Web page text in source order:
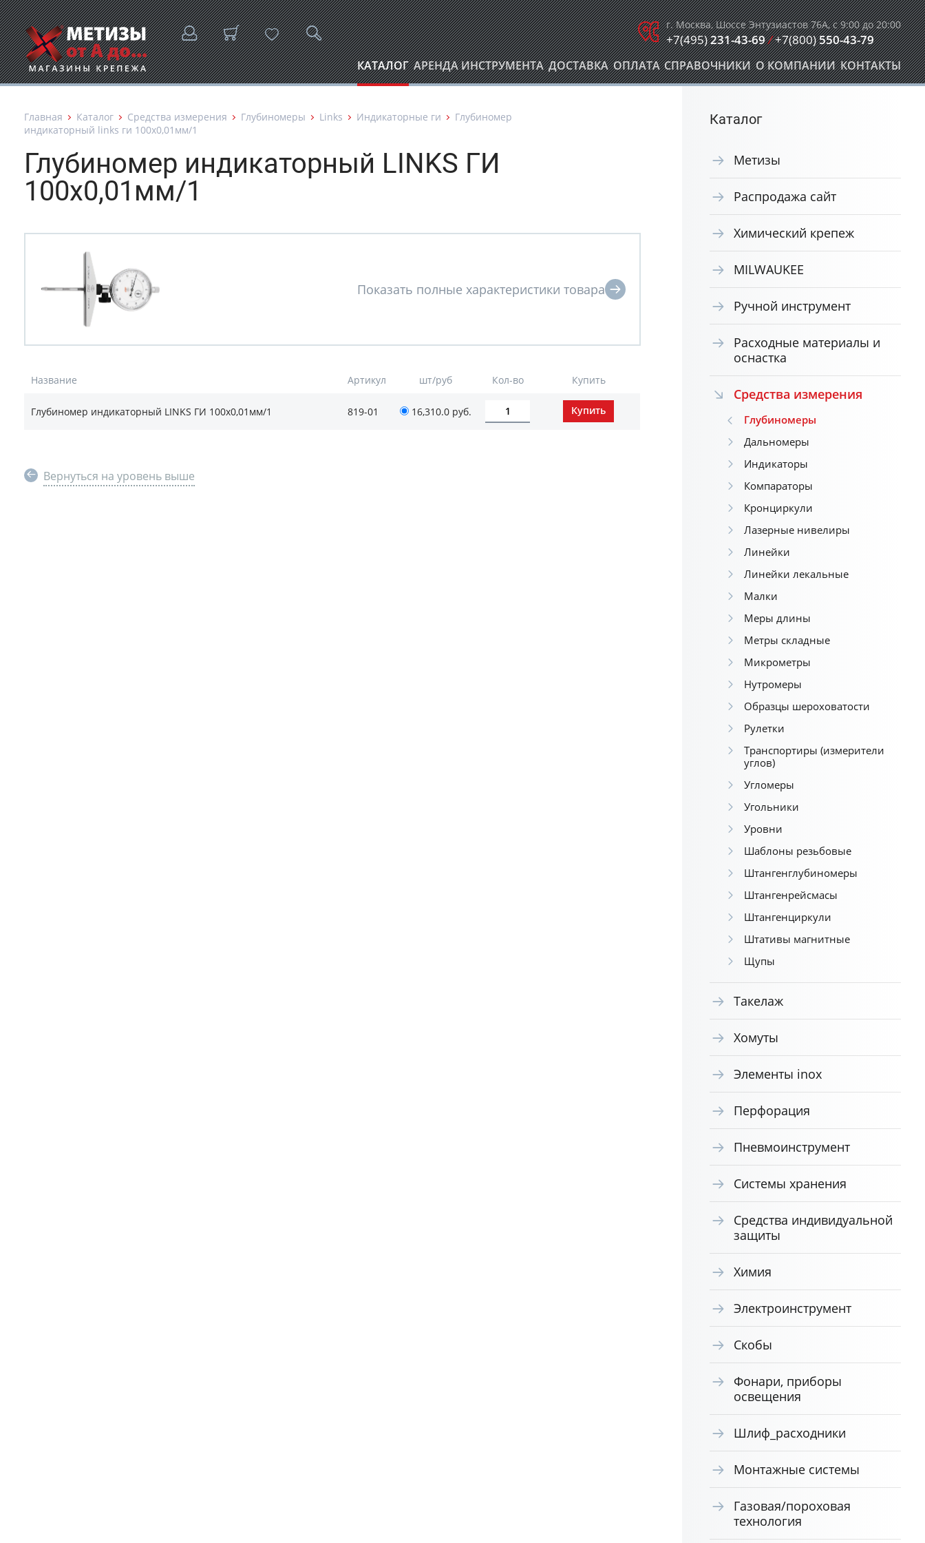
г. Москва, Шоссе Энтузиастов 76А, с 9:00 до 20:00
+7(495)231-43-69/+7(800)550-43-79
КАТАЛОГ АРЕНДА ИНСТРУМЕНТА ДОСТАВКА ОПЛАТА СПРАВОЧНИКИ О КОМПАНИИ КОНТАКТЫ
Главная Каталог Средства измерения Глубиномеры Links Индикаторные ги
Глубиномер
индикаторный links ги 100x0,01мм/1
Глубиномер индикаторный LINKS ГИ
100x0,01мм/1
Название Артикул шт/руб Кол-во Купить
Глубиномер индикаторный LINKS ГИ 100x0,01мм/1 819-01 16,310.0 руб.
Вернуться на уровень выше
Каталог
Метизы
Распродажа сайт
Химический крепеж
MILWAUKEE
Ручной инструмент
Расходные материалы и
оснастка
Средства измерения
Глубиномеры
Дальномеры
Индикаторы
Компараторы
Кронциркули
Лазерные нивелиры
Линейки
Линейки лекальные
Малки
Меры длины
Метры складные
Микрометры
Нутромеры
Образцы шероховатости
Рулетки
Транспортиры (измерители
углов)
Угломеры
Угольники
Уровни
Шаблоны резьбовые
Штангенглубиномеры
Штангенрейсмасы
Штангенциркули
Штативы магнитные
Щупы
Такелаж
Хомуты
Элементы inox
Перфорация
Пневмоинструмент
Системы хранения
Средства индивидуальной
защиты
Химия
Электроинструмент
Скобы
Фонари, приборы
освещения
Шлиф_расходники
Монтажные системы
Газовая/пороховая
технология